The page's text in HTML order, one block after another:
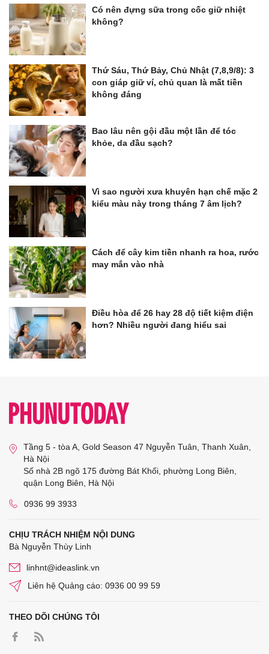
Có nên đựng sữa trong cốc giữ nhiệt
không?
Thứ Sáu, Thứ Bảy, Chủ Nhật (7,8,9/8): 3
con giáp giữ ví, chủ quan là mất tiền
không đáng
Bao lâu nên gội đầu một lần để tóc
khỏe, da đầu sạch?
Vì sao người xưa khuyên hạn chế mặc 2
kiểu màu này trong tháng 7 âm lịch?
Cách để cây kim tiền nhanh ra hoa, rước
may mắn vào nhà
Điều hòa để 26 hay 28 độ tiết kiệm điện
hơn? Nhiều người đang hiểu sai
Tầng 5 - tòa A, Gold Season 47 Nguyễn Tuân, Thanh Xuân,
Hà Nội
Số nhà 2B ngõ 175 đường Bát Khối, phường Long Biên,
quận Long Biên, Hà Nội
0936 99 3933
CHỊU TRÁCH NHIỆM NỘI DUNG
Bà Nguyễn Thùy Linh
linhnt@ideaslink.vn
Liên hệ Quảng cáo: 0936 00 99 59
THEO DÕI CHÚNG TÔI